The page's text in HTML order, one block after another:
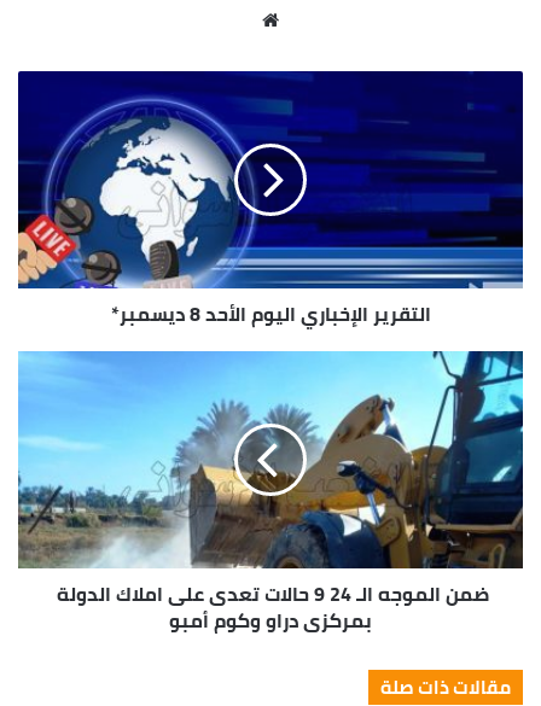
ومدبولى ينقل رسالة من الرئيس السيسى لتعزيز
التعاون
*رئيس الوزراء يلتقى وفد رجال أعمال غرفة التجارة
والصناعة القطرية لاستعراض الفرص الاستثمارية*
مدبولى: إصدارنا رخصة ذهبية لسرعة تنفيذ
المشروعات
ورئيس غرفة قطر مصر ذات أهمية للمستثمرين
القطريين ونزورها قريبا
*الخارجية* تنفى ما نشرته صحيفة وول ستريت:
معلومات لا أساس لها من الصحة
*وزيرة التخطيط* تفتتح ورشة الاتحاد الأوروبى حول
صناعة الهيدروجين الأخضر
*الأمين العام للأمم المتحدة* يعين محمود محيي
الدين لقيادة فريق من الخبراء لحل أزمة الديون للدول
النامية
*الأرصاد* طقس بارد ليلًا بأغلب الأنحاء وشبورة كثيفة
والصغرى بالقاهرة 15 درجة
الوي
ب
التقرير الإخباري اليوم الأحد 8 ديسمبر*
ضمن الموجه الـ 24 9 حالات تعدى على املاك الدولة
بمركزى دراو وكوم أمبو
مقالات ذات صلة